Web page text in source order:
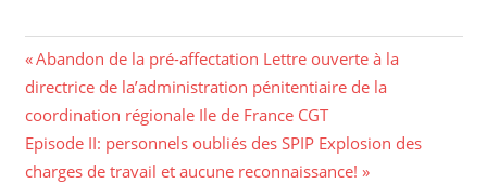
Navigation
de
l’article
Previous
Post:
Abandon de la pré-affectation Lettre ouverte à la
directrice de la’administration pénitentiaire de la
coordination régionale Ile de France CGT
Next
Post:
Episode II: personnels oubliés des SPIP Explosion des
charges de travail et aucune reconnaissance!